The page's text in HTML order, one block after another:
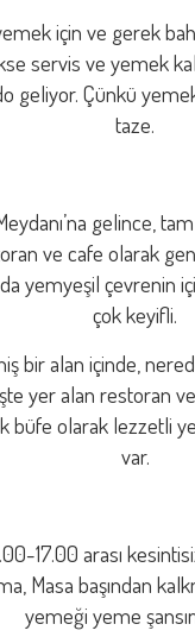
için ve gerek
servis ve yemek
geliyor. Çünkü
taze.
gelince,
ve cafe olarak
yemyeşil çevrenin
çok keyifli.
bir alan içinde,
yer alan restoran
büfe olarak lezzetli
var.
17.00 arası
Masa başından
yemeği yeme